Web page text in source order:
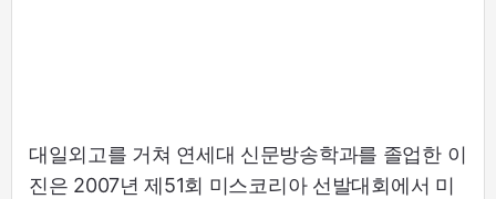
대일외고를 거쳐 연세대 신문방송학과를 졸업한 이
진은 2007년 제51회 미스코리아 선발대회에서 미